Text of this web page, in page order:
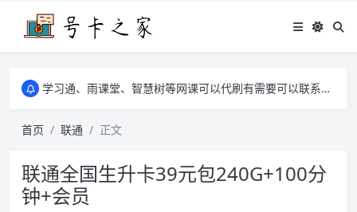
学习通、雨课堂、智慧树等网课可以代刷有需要可以联系邮箱i@tuzi.la
学习通、雨课堂、智慧树等网课可以代刷有需要可以联系邮箱i@tuzi.la
首页
联通 正文
联通全国生升卡39元包240G+100分
钟+会员